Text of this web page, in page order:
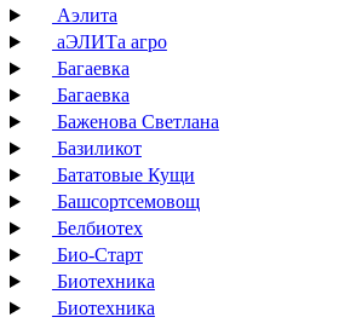
Аэлита
аЭЛИТа агро
Багаевка
Багаевка
Баженова Светлана
Базиликот
Бататовые Кущи
Башсортсемовощ
Белбиотех
Био-Старт
Биотехника
Биотехника